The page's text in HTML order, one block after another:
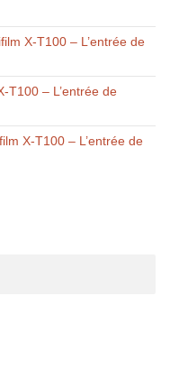
X-T100 – L’entrée de
T100 – L’entrée de
X-T100 – L’entrée de